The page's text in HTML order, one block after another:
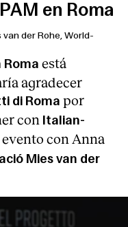
en Roma
van der Rohe, World-
Roma está
agradecer
di Roma por
con Italian-
con Anna
Mies van der